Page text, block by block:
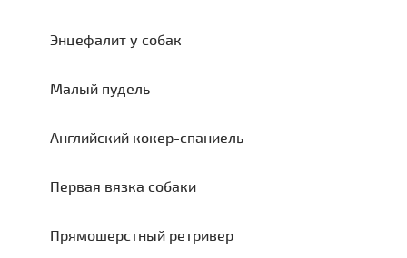
Энцефалит у собак
Малый пудель
Английский кокер-спаниель
Первая вязка собаки
Прямошерстный ретривер